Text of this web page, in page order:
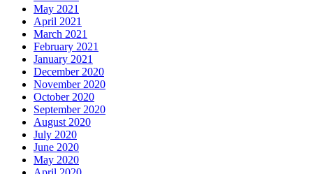
May 2021
April 2021
March 2021
February 2021
January 2021
December 2020
November 2020
October 2020
September 2020
August 2020
July 2020
June 2020
May 2020